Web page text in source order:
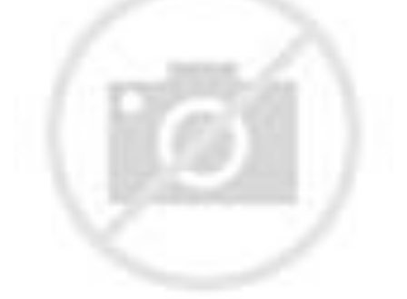
KLIK DISINI UNTUK DOWNLOAD PANDUAN
AFFILIATE MARKETING >>>
15 Peluang Bisnis Online Tanpa
Modal Yang Menguntungkan Di